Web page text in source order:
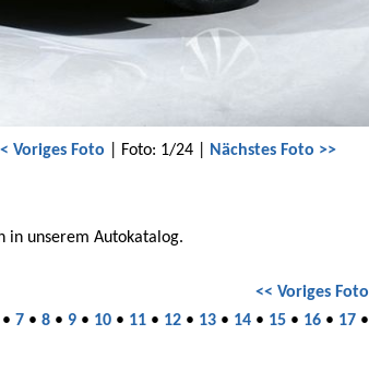
Voriges Foto | Foto: 1/24 |
Nächstes Foto >>
in unserem Autokatalog.
<< Voriges Foto
• 7 • 8 • 9 • 10 • 11 • 12 • 13 • 14 • 15 • 16 • 17 •